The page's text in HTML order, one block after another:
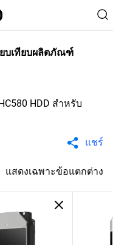
ยบเทียบผลิตภัณฑ์
HDD สำหรับ
แชร์
แสดงเฉพาะข้อแตกต่าง